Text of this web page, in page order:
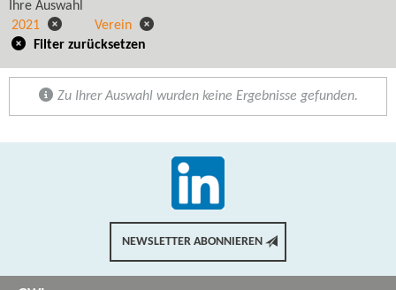
Ihre Auswahl
2021
Verein
Filter zurücksetzen
Zu Ihrer Auswahl wurden keine Ergebnisse gefunden.
NEWSLETTER ABONNIEREN